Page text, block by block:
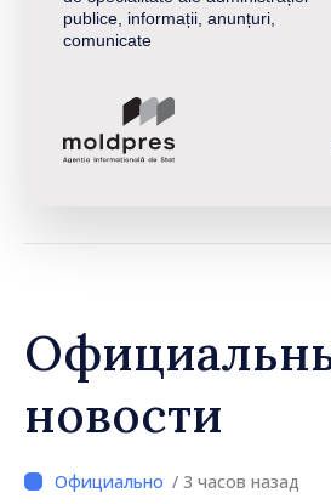
publice, informații, anunțuri,
comunicate
новости
/ 3 часов назад